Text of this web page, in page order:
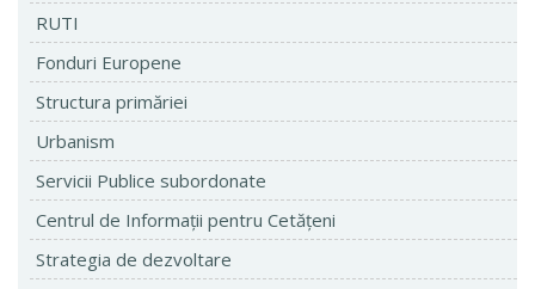
RUTI
Fonduri Europene
Structura primăriei
Urbanism
Servicii Publice subordonate
Centrul de Informaţii pentru Cetăţeni
Strategia de dezvoltare